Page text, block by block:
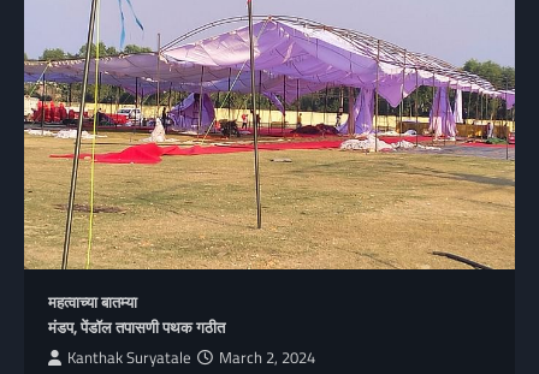
महत्वाच्या बातम्या
मंडप, पेंडॉल तपासणी पथक गठीत
Kanthak Suryatale March 2, 2024